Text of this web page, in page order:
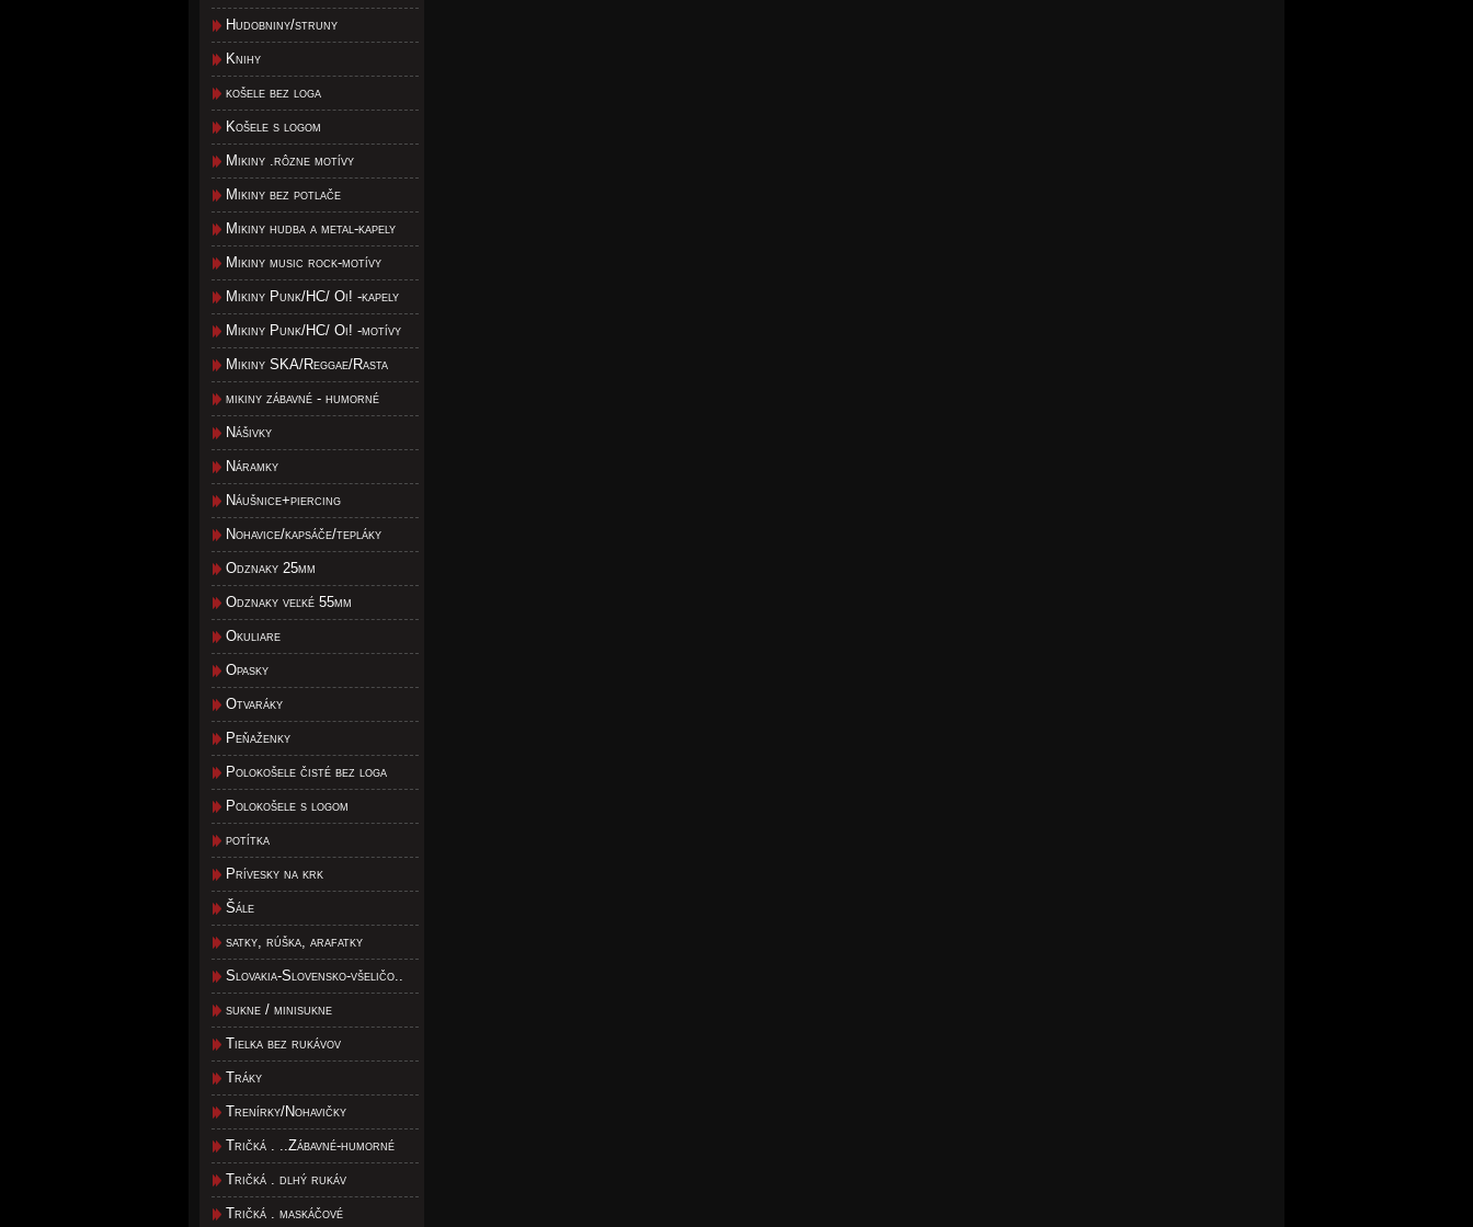
Hudobniny/struny
Knihy
košele bez loga
Košele s logom
Mikiny .rôzne motívy
Mikiny bez potlače
Mikiny hudba a metal-kapely
Mikiny music rock-motívy
Mikiny Punk/HC/ Oi! -kapely
Mikiny Punk/HC/ Oi! -motívy
Mikiny SKA/Reggae/Rasta
mikiny zábavné - humorné
Nášivky
Náramky
Náušnice+piercing
Nohavice/kapsáče/tepláky
Odznaky 25mm
Odznaky veľké 55mm
Okuliare
Opasky
Otvaráky
Peňaženky
Polokošele čisté bez loga
Polokošele s logom
potítka
Prívesky na krk
Šále
satky, rúška, arafatky
Slovakia-Slovensko-všeličo..
sukne / minisukne
Tielka bez rukávov
Tráky
Trenírky/Nohavičky
Tričká . ..Zábavné-humorné
Tričká . dlhý rukáv
Tričká . maskáčové